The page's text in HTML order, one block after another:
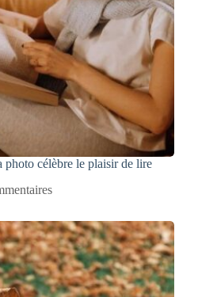
photo célèbre le plaisir de lire